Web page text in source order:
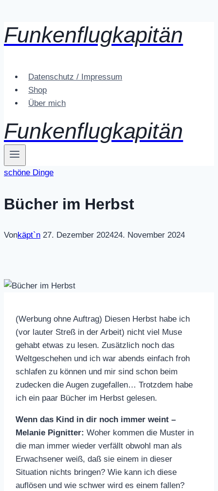
Zum
Inhalt
Funkenflugkapitän
Datenschutz / Impressum
Shop
Über mich
Funkenflugkapitän
schöne Dinge
Bücher im Herbst
Vonkäpt`n 27. Dezember 202424. November 2024
(Werbung ohne Auftrag) Diesen Herbst habe ich
(vor lauter Streß in der Arbeit) nicht viel Muse
gehabt etwas zu lesen. Zusätzlich noch das
Weltgeschehen und ich war abends einfach froh
schlafen zu können und mir sind schon beim
zudecken die Augen zugefallen… Trotzdem habe
ich ein paar Bücher im Herbst gelesen.
Wenn das Kind in dir noch immer weint –
Melanie Pignitter: Woher kommen die Muster in
die man immer wieder verfällt obwohl man als
Erwachsener weiß, daß sie einem in dieser
Situation nichts bringen? Wie kann ich diese
auflösen und wie schwer wird es einem fallen?